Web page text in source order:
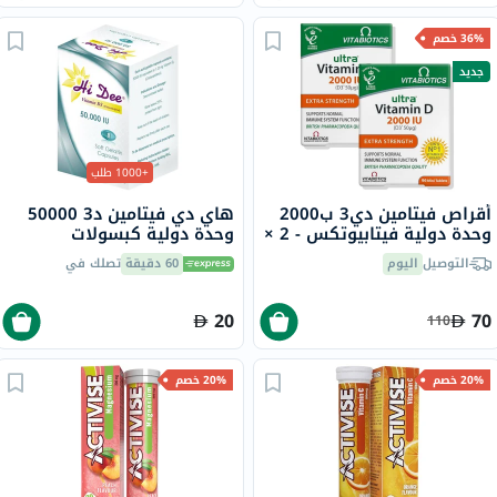
36% خصم
جديد
أقراص فيتامين دي3 ب2000
وحدة دولية فيتابيوتكس - 2 ×
96 قرصالتوصيل اليوم
70
110
+1000 طلب
هاي دي فيتامين د3 50000
وحدة دولية كبسولات
جيلاتينية ناعمة 8 كبسولات
60 دقيقة تصلك في
20
20% خصم 20% خصم